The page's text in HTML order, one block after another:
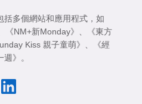
括多個網站和應用程式，如
《NM+新Monday》
《東方
Kiss 親子童萌》
《經
週》
。